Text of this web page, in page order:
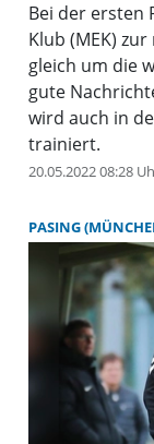
Bei der ersten
Klub (MEK)
gleich um die
gute
wird auch in
trainiert.
20.05.2022 08:28
PASING